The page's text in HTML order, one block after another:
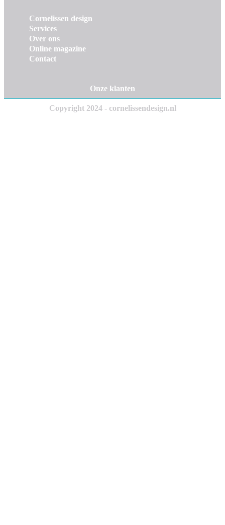
Cornelissen design
Services
Over ons
Online magazine
Contact
Onze klanten
Copyright 2024 - cornelissendesign.nl